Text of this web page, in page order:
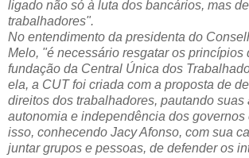
ligado não só à luta dos bancários, mas
trabalhadores".
No entendimento da presidenta do
Melo, "é necessário resgatar os princípios
fundação da Central Única dos
ela, a CUT foi criada com a proposta de
direitos dos trabalhadores, pautando suas
autonomia e independência dos governos
isso, conhecendo Jacy Afonso, com sua
juntar grupos e pessoas, de defender os